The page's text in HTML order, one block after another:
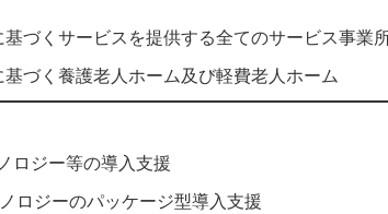
基づくサービスを提供する全てのサービス事業
基づく養護老人ホーム及び軽費老人ホーム
ロジー等の導入支援
ロジーのパッケージ型導入支援